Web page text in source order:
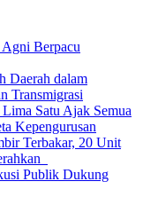
Berpacu
Daerah dalam
Transmigrasi
Satu Ajak Semua
Kepengurusan
Terbakar, 20 Unit
Publik Dukung